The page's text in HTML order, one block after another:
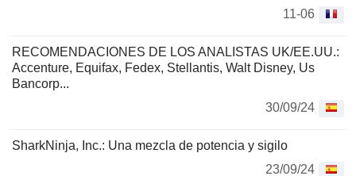
11-06
RECOMENDACIONES DE LOS ANALISTAS UK/EE.UU.:
Accenture, Equifax, Fedex, Stellantis, Walt Disney, Us
Bancorp...
30/09/24
SharkNinja, Inc.: Una mezcla de potencia y sigilo
23/09/24